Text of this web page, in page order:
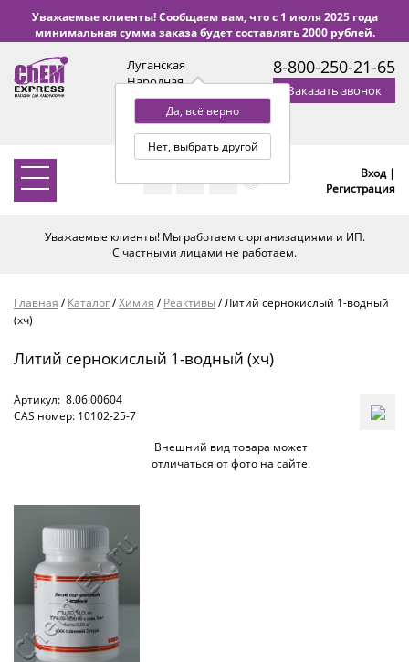
Уважаемые клиенты! Сообщаем вам, что с 1 июля 2025 года
минимальная сумма заказа будет составлять 2000 рублей.
Луганская
Народная
Республика
Да, всё верно
Нет, выбрать другой
с 9:00 до 18:00 по Уфе
(+2 МСК)
8-800-250-21-65
Заказать звонок
0
Вход |
Регистрация
Уважаемые клиенты! Мы работаем с организациями и ИП.
С частными лицами не работаем.
Главная /Каталог/Химия /Реактивы/Литий сернокислый 1-водный
(хч)
Литий сернокислый 1-водный (хч)
Артикул: 8.06.00604
CAS номер: 10102-25-7
Внешний вид товара может
отличаться от фото на сайте.